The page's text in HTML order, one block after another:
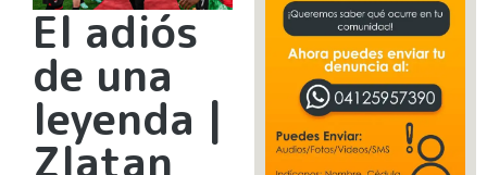
El adiós
de una
leyenda |
Zlatan